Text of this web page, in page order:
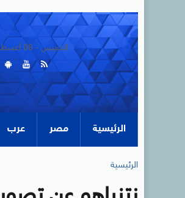
الخميس - 06 أغسطس 2026
الرئيسية مصر عرب
الرئيسية